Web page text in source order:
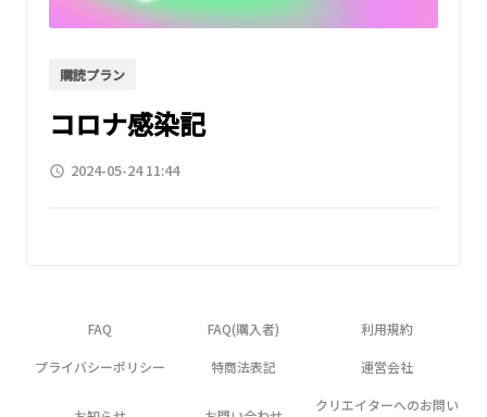
購読プラン
コロナ感染記
access_time 2024-05-24 11:44
FAQ FAQ(購入者) 利用規約
プライバシーポリシー 特商法表記 運営会社
クリエイターへのお問い